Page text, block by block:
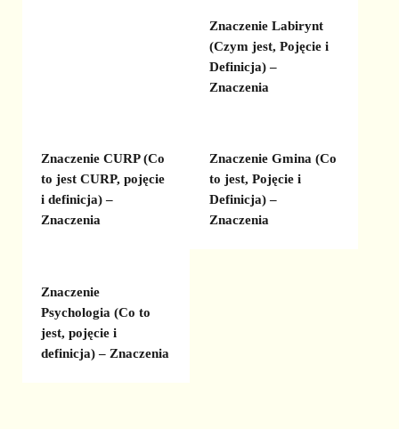
Znaczenie Labirynt
(Czym jest, Pojęcie i
Definicja) –
Znaczenia
Znaczenie CURP (Co
to jest CURP, pojęcie
i definicja) –
Znaczenia
Znaczenie Gmina (Co
to jest, Pojęcie i
Definicja) –
Znaczenia
Znaczenie
Psychologia (Co to
jest, pojęcie i
definicja) – Znaczenia